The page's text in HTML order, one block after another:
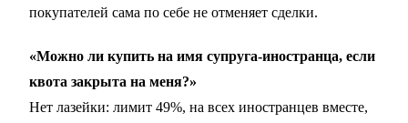
покупателей сама по себе не отменяет сделки.
«Можно ли купить на имя супруга-иностранца, если
квота закрыта на меня?»
Нет лазейки: лимит 49%, на всех иностранцев вместе,